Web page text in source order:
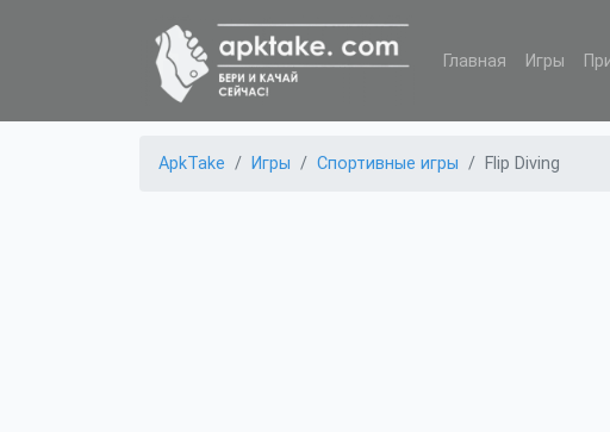
Главная Игры
ApkTake Игры Спортивные игры Flip Diving